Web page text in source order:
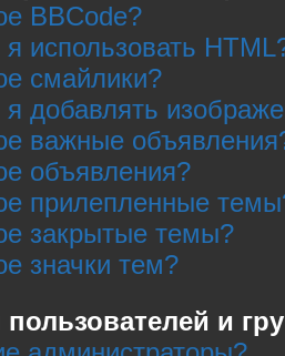
BBCode?
использовать
смайлики?
я добавлять
важные
объявления?
прилепленные
закрытые темы?
значки тем?
и